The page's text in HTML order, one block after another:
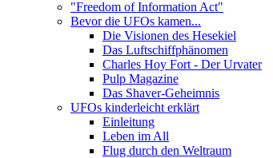
"Freedom of Information Act"
Bevor die UFOs kamen...
Die Visionen des Hesekiel
Das Luftschiffphänomen
Charles Hoy Fort - Der Urvater
Pulp Magazine
Das Shaver-Geheimnis
UFOs kinderleicht erklärt
Einleitung
Leben im All
Flug durch den Weltraum